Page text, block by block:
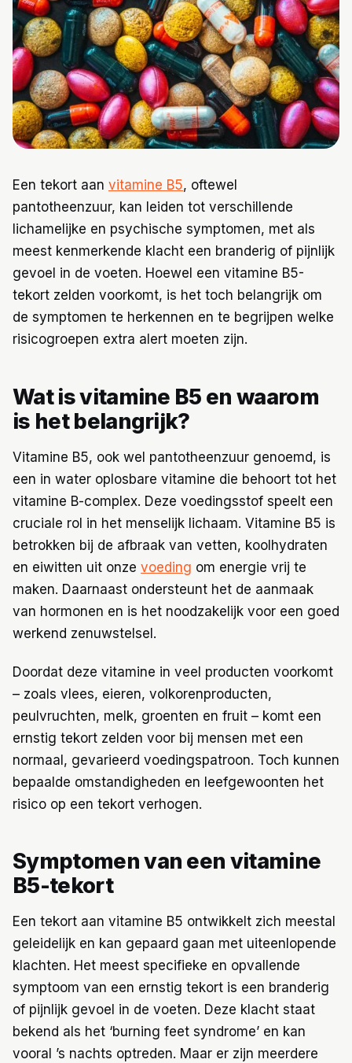
Een tekort aan vitamine B5, oftewel
pantotheenzuur, kan leiden tot verschillende
lichamelijke en psychische symptomen, met als
meest kenmerkende klacht een branderig of pijnlijk
gevoel in de voeten. Hoewel een vitamine B5-
tekort zelden voorkomt, is het toch belangrijk om
de symptomen te herkennen en te begrijpen welke
risicogroepen extra alert moeten zijn.
Wat is vitamine B5 en waarom
is het belangrijk?
Vitamine B5, ook wel pantotheenzuur genoemd, is
een in water oplosbare vitamine die behoort tot het
vitamine B-complex. Deze voedingsstof speelt een
cruciale rol in het menselijk lichaam. Vitamine B5 is
betrokken bij de afbraak van vetten, koolhydraten
en eiwitten uit onze voeding om energie vrij te
maken. Daarnaast ondersteunt het de aanmaak
van hormonen en is het noodzakelijk voor een goed
werkend zenuwstelsel.
Doordat deze vitamine in veel producten voorkomt
– zoals vlees, eieren, volkorenproducten,
peulvruchten, melk, groenten en fruit – komt een
ernstig tekort zelden voor bij mensen met een
normaal, gevarieerd voedingspatroon. Toch kunnen
bepaalde omstandigheden en leefgewoonten het
risico op een tekort verhogen.
Symptomen van een vitamine
B5-tekort
Een tekort aan vitamine B5 ontwikkelt zich meestal
geleidelijk en kan gepaard gaan met uiteenlopende
klachten. Het meest specifieke en opvallende
symptoom van een ernstig tekort is een branderig
of pijnlijk gevoel in de voeten. Deze klacht staat
bekend als het ‘burning feet syndrome’ en kan
vooral ’s nachts optreden. Maar er zijn meerdere